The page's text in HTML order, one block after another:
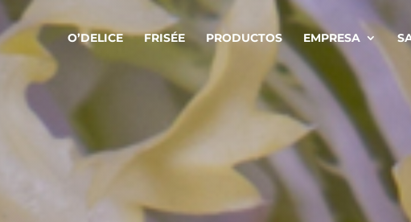
O’DELICE FRISÉE PRODUCTOS EMPRESA